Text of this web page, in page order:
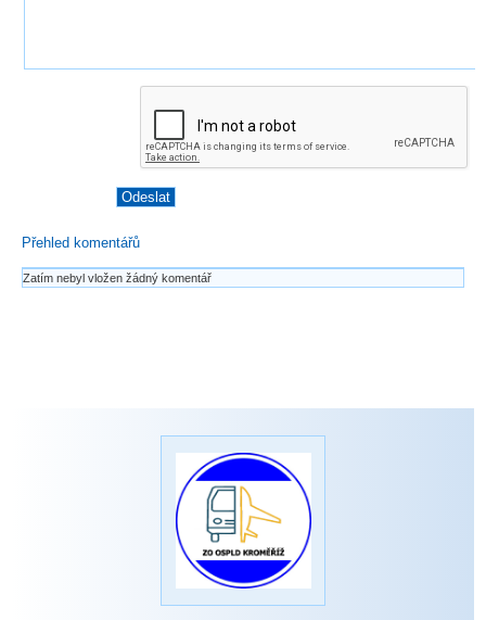
Přehled komentářů
Zatím nebyl vložen žádný komentář